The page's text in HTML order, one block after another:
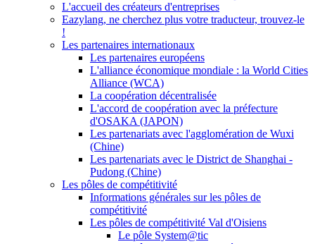
L'accueil des créateurs d'entreprises
Eazylang, ne cherchez plus votre traducteur, trouvez-le
!
Les partenaires internationaux
Les partenaires européens
L'alliance économique mondiale : la World Cities
Alliance (WCA)
La coopération décentralisée
L'accord de coopération avec la préfecture
d'OSAKA (JAPON)
Les partenariats avec l'agglomération de Wuxi
(Chine)
Les partenariats avec le District de Shanghai -
Pudong (Chine)
Les pôles de compétitivité
Informations générales sur les pôles de
compétitivité
Les pôles de compétitivité Val d'Oisiens
Le pôle System@tic